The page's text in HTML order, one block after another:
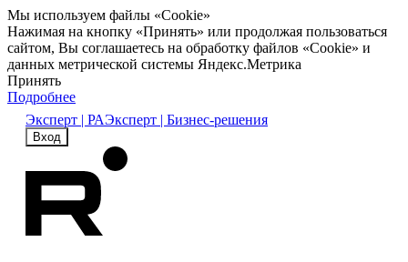
Мы используем файлы «Cookie»
Нажимая на кнопку «Принять» или продолжая пользоваться
сайтом, Вы соглашаетесь на обработку файлов «Cookie» и
данных метрической системы Яндекс.Метрика
Принять
Подробнее
Эксперт | РАЭксперт | Бизнес-решения
Вход